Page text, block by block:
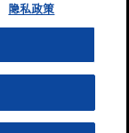
隐私政策